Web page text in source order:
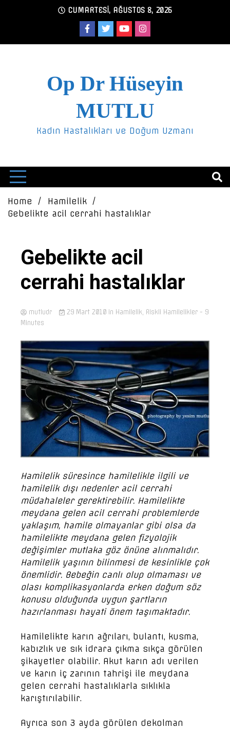
CUMARTESI, AĞUSTOS 8, 2026
Op Dr Hüseyin
MUTLU
Kadın Hastalıkları ve Doğum Uzmanı
Home
Hamilelik
Gebelikte acil cerrahi hastalıklar
Gebelikte acil
cerrahi hastalıklar
mutludr 29 Mart 2010 in Hamilelik, Riskli Hamilelikler - 9
Minutes
Hamilelik süresince hamilelikle ilgili ve
hamilelik dışı nedenler acil cerrahi
müdahaleler gerektirebilir. Hamilelikte
meydana gelen acil cerrahi problemlerde
yaklaşım, hamile olmayanlar gibi olsa da
hamilelikte meydana gelen fizyolojik
değişimler mutlaka göz önüne alınmalıdır.
Hamilelik yaşının bilinmesi de kesinlikle çok
önemlidir. Bebeğin canlı olup olmaması ve
olası komplikasyonlarda erken doğum söz
konusu olduğunda uygun şartların
hazırlanması hayati önem taşımaktadır.
Hamilelikte karın ağrıları, bulantı, kusma,
kabızlık ve sık idrara çıkma sıkça görülen
şikayetler olabilir. Akut karın adı verilen
ve karın iç zarının tahrişi ile meydana
gelen cerrahi hastalıklarla sıklıkla
karıştırılabilir.
Ayrıca son 3 ayda görülen dekolman